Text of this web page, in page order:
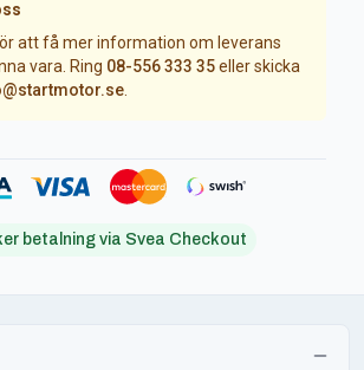
att få mer information om leverans
vara. Ring 08-556 333 35eller skicka
betalning via Svea Checkout